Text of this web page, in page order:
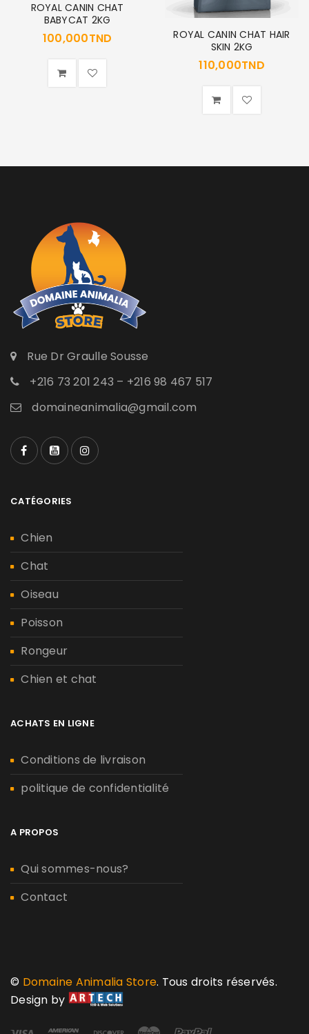
ROYAL CANIN CHAT
BABYCAT 2KG
100,000TND
ROYAL CANIN CHAT HAIR
SKIN 2KG
110,000TND
Rue Dr Graulle Sousse
+216 73 201 243 – +216 98 467 517
domaineanimalia@gmail.com
CATÉGORIES
Chien
Chat
Oiseau
Poisson
Rongeur
Chien et chat
ACHATS EN LIGNE
Conditions de livraison
politique de confidentialité
A PROPOS
Qui sommes-nous?
Contact
© Domaine Animalia Store. Tous droits réservés.
Design by